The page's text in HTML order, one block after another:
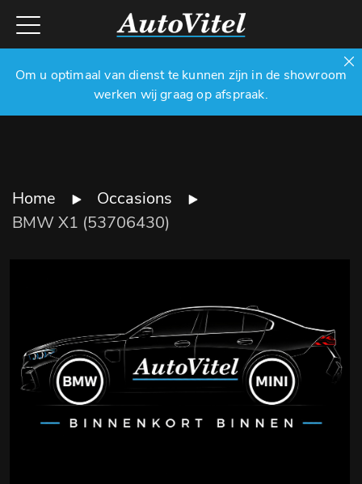
Om u optimaal van dienst te kunnen zijn in de showroom
werken wij graag op afspraak.
Home
Occasions
BMW X1 (53706430)